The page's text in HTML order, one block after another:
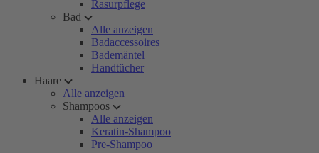
Rasurpflege
Bad
Alle anzeigen
Badaccessoires
Bademäntel
Handtücher
Haare
Alle anzeigen
Shampoos
Alle anzeigen
Keratin-Shampoo
Pre-Shampoo